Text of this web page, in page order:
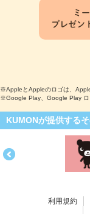
ミ
プレゼン
※AppleとAppleのロゴは、
※Google Play、Google Play ロ
KUMONが提供する
利用規約